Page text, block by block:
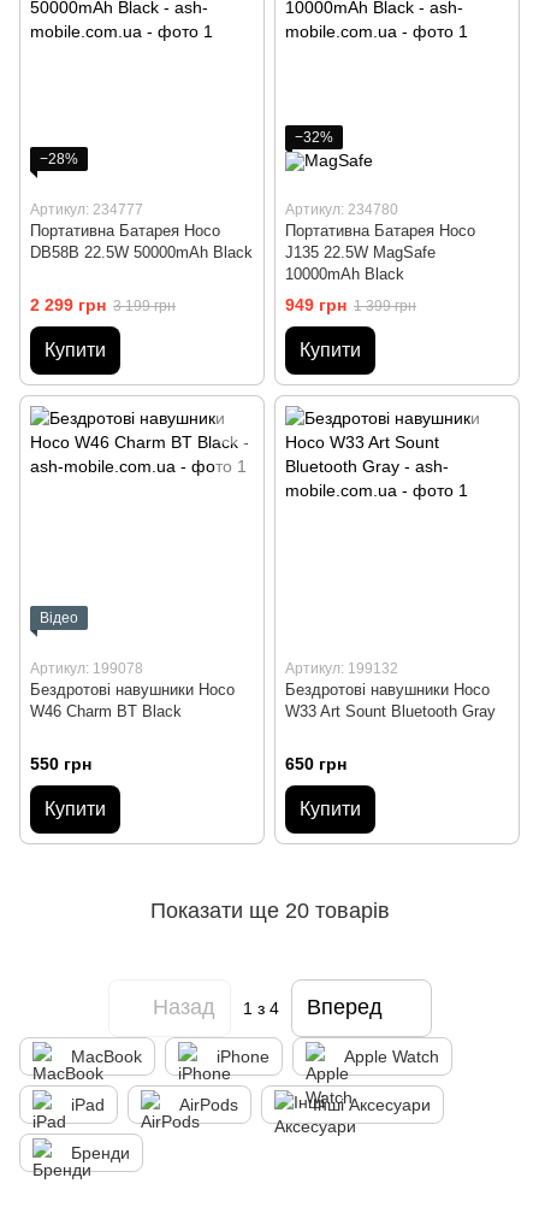
−28%
Артикул: 234777
Портативна Батарея Hoco
DB58B 22.5W 50000mAh Black
2 299 грн 3 199 грн
Купити
−32%
Артикул: 234780
Портативна Батарея Hoco
J135 22.5W MagSafe
10000mAh Black
949 грн 1 399 грн
Купити
Відео
Артикул: 199078
Бездротові навушники Hoco
W46 Charm BT Black
550 грн
Купити
Артикул: 199132
Бездротові навушники Hoco
W33 Art Sount Bluetooth Gray
650 грн
Купити
Показати ще 20 товарів
Назад 1 з 4 Вперед
MacBook iPhone Apple Watch
iPad AirPods Інші Аксесуари
Бренди